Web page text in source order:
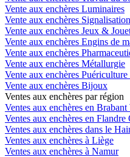
Vente aux enchères Luminaires
Vente aux enchères
Vente aux enchères Jeux &
Vente aux enchères Engins de
Vente aux enchères
Vente aux enchères Métallurgie
Vente aux enchères
Vente aux enchères Bijoux
Ventes aux enchères par région
Ventes aux enchères en
Ventes aux enchères en Flandre
Ventes aux enchères dans le
Ventes aux enchères à Liège
Ventes aux enchères à Namur